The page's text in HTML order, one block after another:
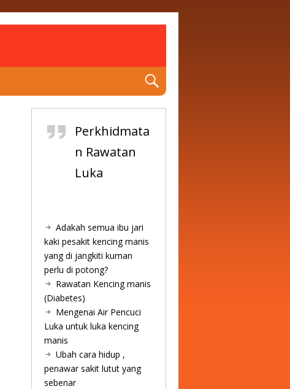
Perkhidmata
n Rawatan
Luka
Adakah semua ibu jari
kaki pesakit kencing manis
yang di jangkiti kuman
perlu di potong?
Rawatan Kencing manis
(Diabetes)
Mengenai Air Pencuci
Luka untuk luka kencing
manis
Ubah cara hidup ,
penawar sakit lutut yang
sebenar